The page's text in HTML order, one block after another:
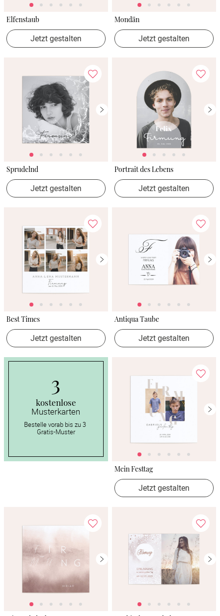
Elfenstaub
Jetzt gestalten
Mondän
Jetzt gestalten
Sprudelnd
Jetzt gestalten
Portrait des Lebens
Jetzt gestalten
Best Times
Jetzt gestalten
Antiqua Taube
Jetzt gestalten
3
kostenlose
Musterkarten
Bestelle vorab bis zu 3
Gratis-Muster
Mein Festtag
Jetzt gestalten